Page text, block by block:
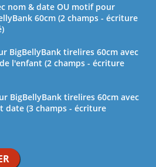
nom & date OU motif pour
60cm (2 champs - écriture
BigBellyBank tirelires 60cm avec
l'enfant (2 champs - écriture
BigBellyBank tirelires 60cm avec
date (3 champs - écriture